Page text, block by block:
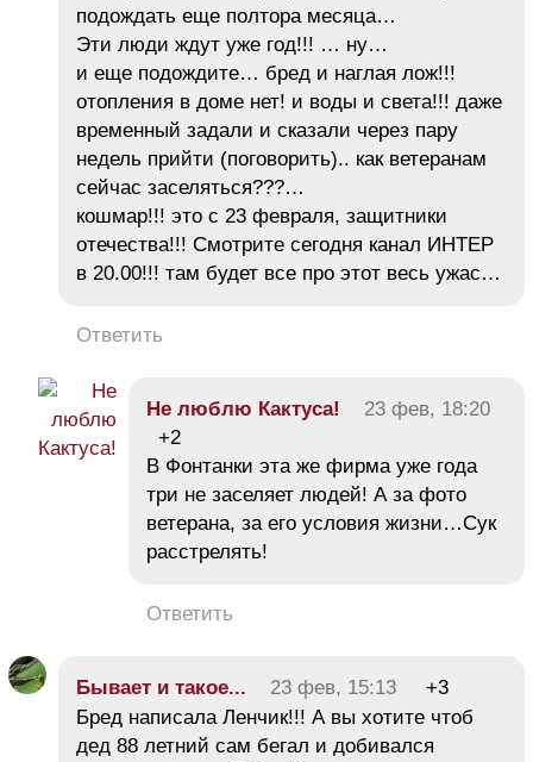
подождать еще полтора месяца…
Эти люди ждут уже год!!! … ну…
и еще подождите… бред и наглая лож!!!
отопления в доме нет! и воды и света!!! даже
временный задали и сказали через пару
недель прийти (поговорить).. как ветеранам
сейчас заселяться???…
кошмар!!! это с 23 февраля, защитники
отечества!!! Смотрите сегодня канал ИНТЕР
в 20.00!!! там будет все про этот весь ужас…
Ответить
Не люблю Кактуса!
23 фев, 18:20
+2
В Фонтанки эта же фирма уже года
три не заселяет людей! А за фото
ветерана, за его условия жизни…Сук
расстрелять!
Ответить
Бывает и такое... 23 фев, 15:13
+3
Бред написала Ленчик!!! А вы хотите чтоб
дед 88 летний сам бегал и добивался